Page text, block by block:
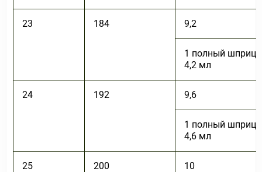
23 184 9,2
1 полный шприц
4,2 мл
24 192 9,6
1 полный шприц
4,6 мл
25 200 10